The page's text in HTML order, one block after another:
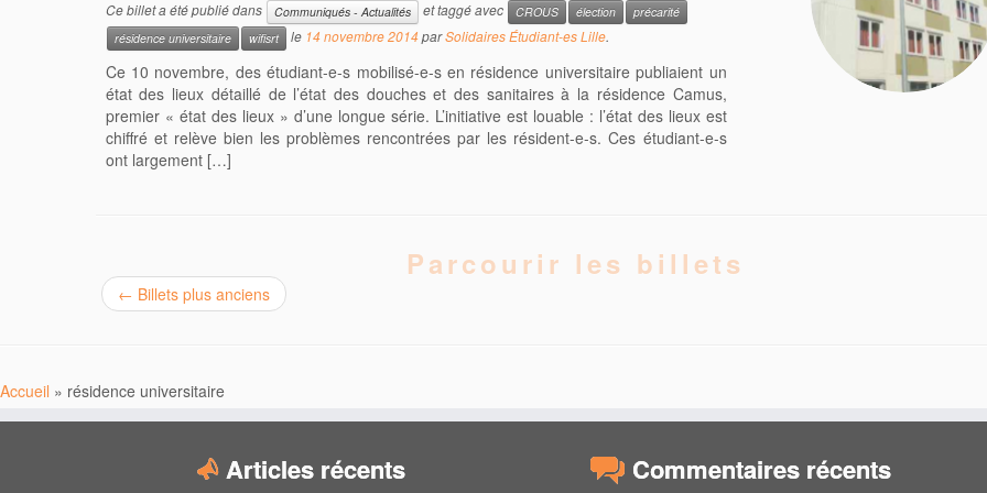
Ce billet a été publié dans Communiqués - Actualités et taggé avec CROUS élection
précarité
résidence universitaire
wifisrt le 14 novembre 2014parSolidaires Étudiant-es Lille.
Ce 10 novembre, des étudiant-e-s mobilisé-e-s en résidence universitaire publiaient un
état des lieux détaillé de l’état des douches et des sanitaires à la résidence Camus,
premier « état des lieux » d’une longue série. L’initiative est louable : l’état des lieux est
chiffré et relève bien les problèmes rencontrées par les résident-e-s. Ces étudiant-e-s
ont largement […]
Parcourir les billets
← Billets plus anciens
Accueil » résidence universitaire
Articles récents Commentaires récents